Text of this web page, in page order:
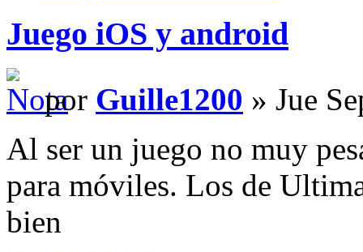
Juego iOS y android
por Guille1200 » Jue
Al ser un juego no muy
para móviles. Los de
bien